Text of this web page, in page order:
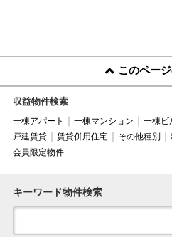
このペー
収益物件検索
一棟アパート 一棟マンション 一棟ビ
戸建賃貸
賃貸併用住宅 その他種別
会員限定物件
キーワード物件検索